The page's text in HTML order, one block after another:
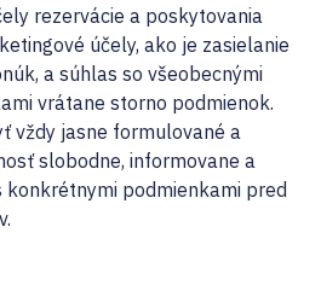
rezervácie a poskytovania
účely, ako je zasielanie
a súhlas so všeobecnými
vrátane storno podmienok.
vždy jasne formulované a
slobodne, informovane a
konkrétnymi podmienkami pred